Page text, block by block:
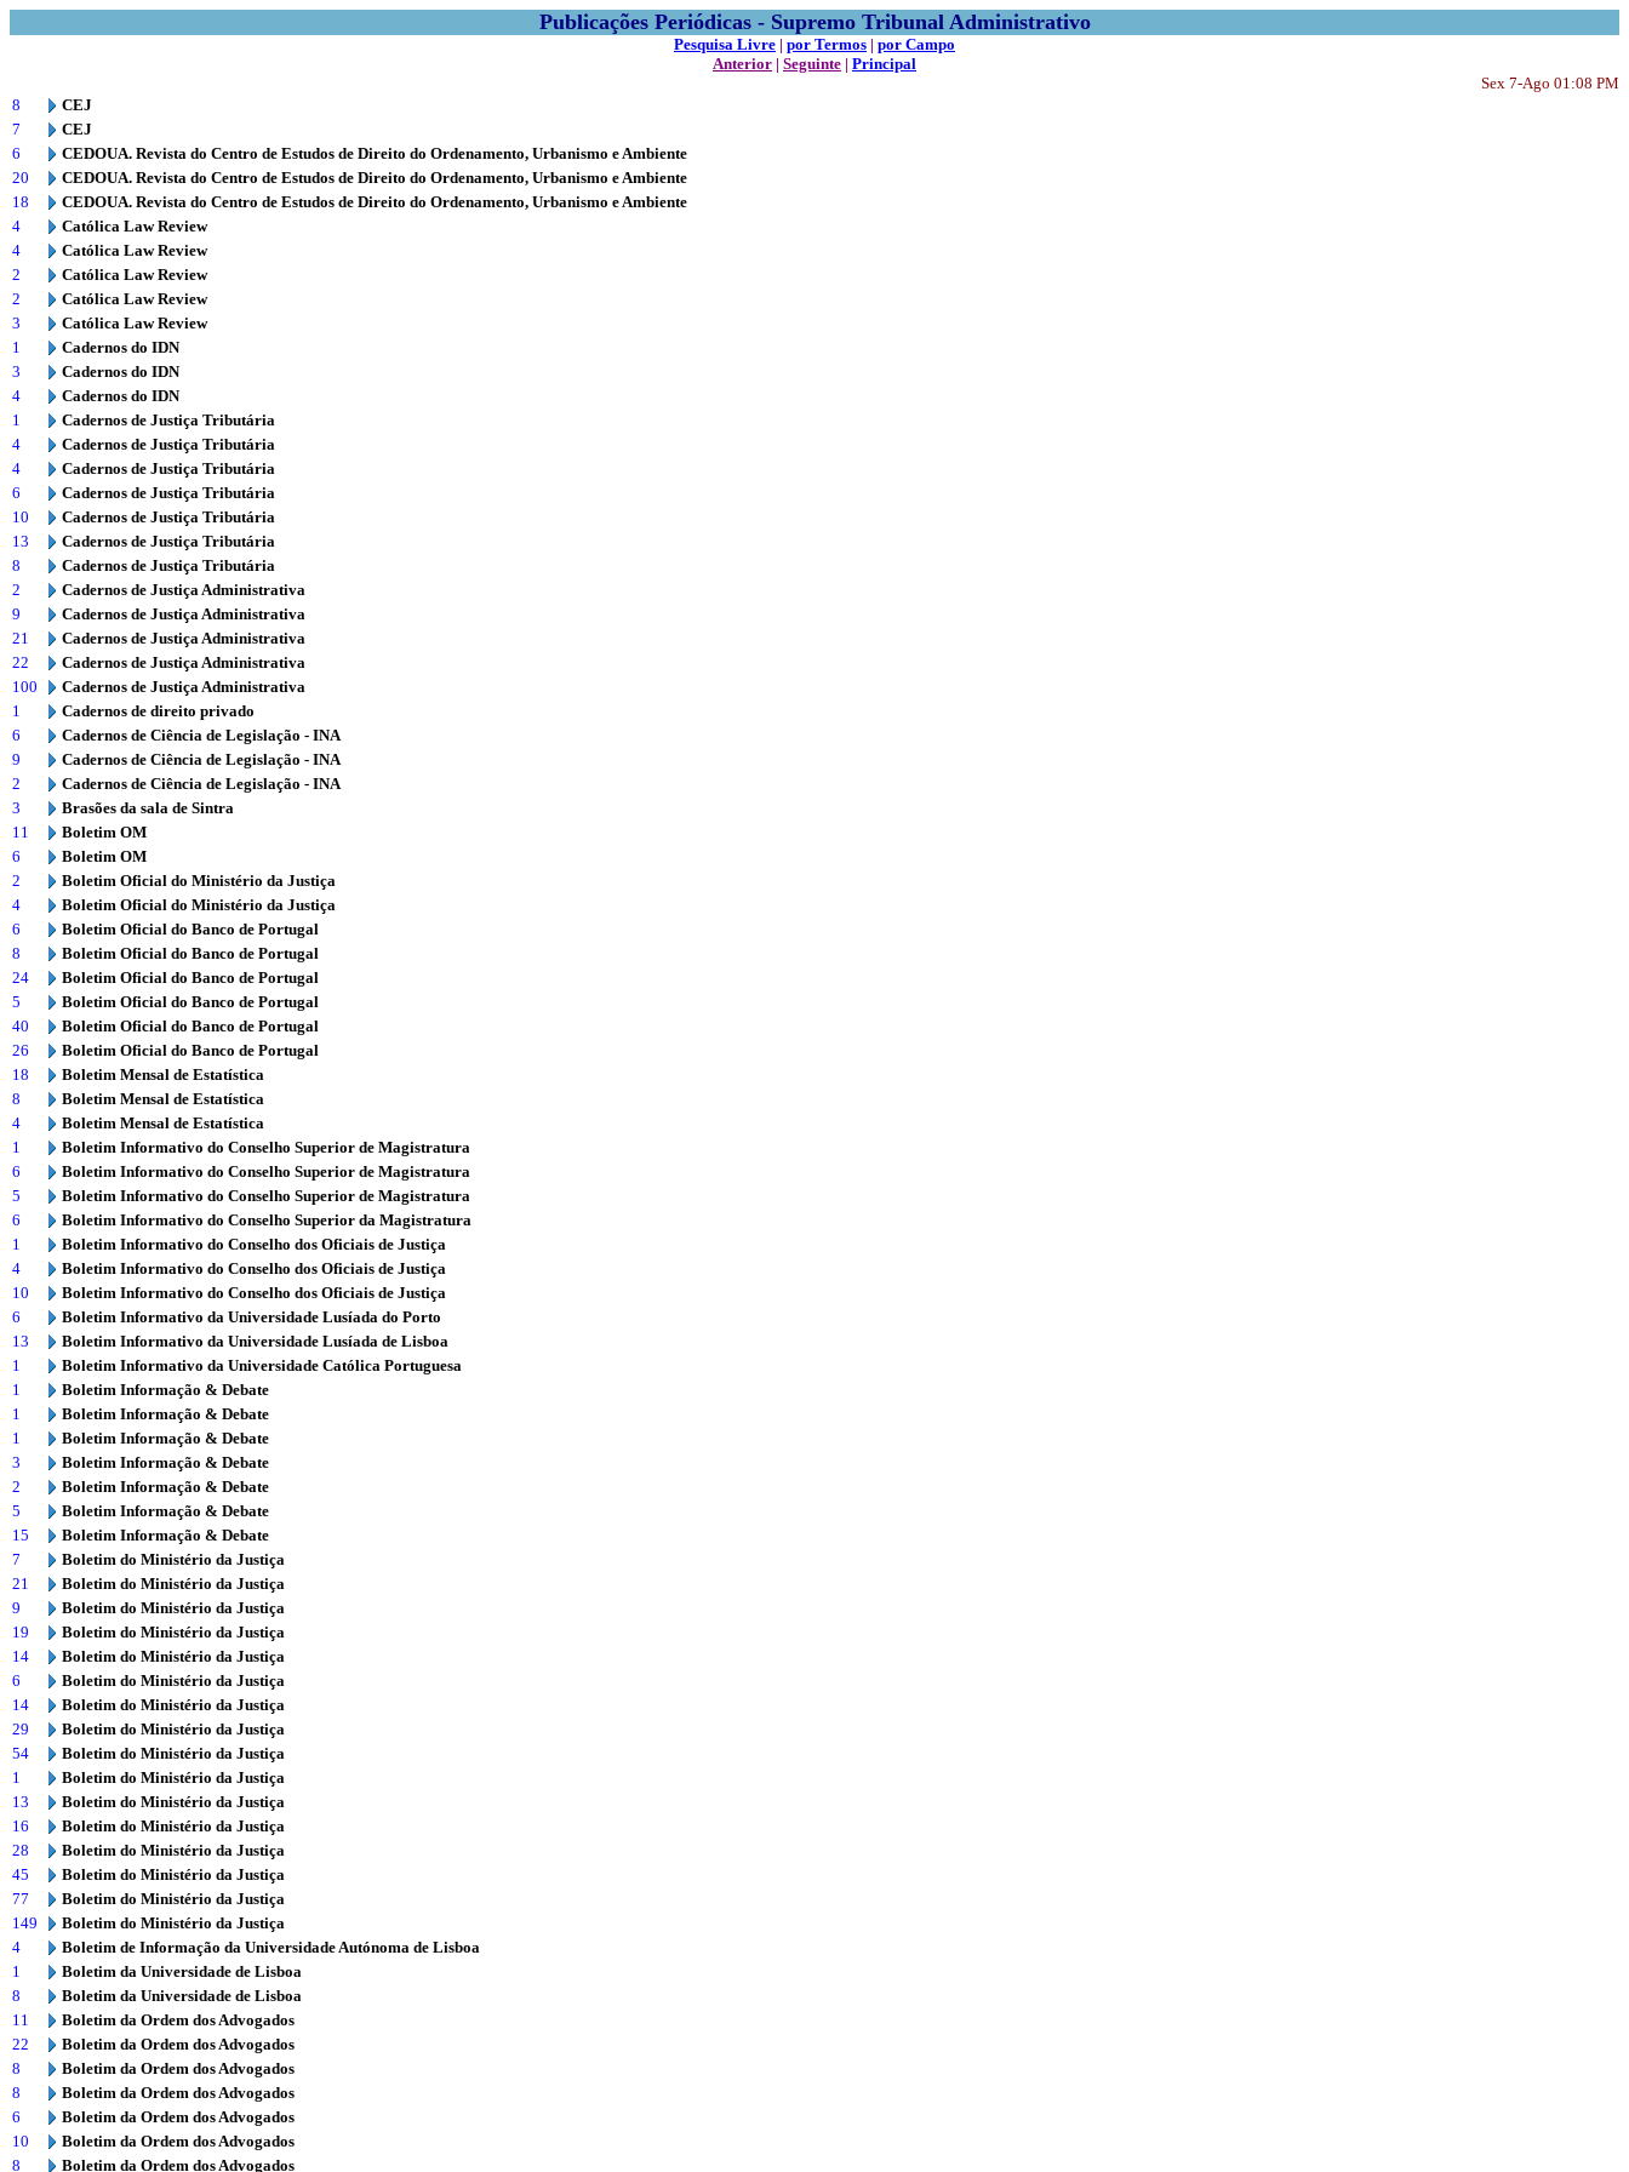
Publicações Periódicas - Supremo Tribunal Administrativo
Pesquisa Livre | por Termos | por Campo
Anterior | Seguinte | Principal
Sex 7-Ago 01:08 PM
8
CEJ
7
CEJ
6
CEDOUA. Revista do Centro de Estudos de Direito do Ordenamento, Urbanismo e Ambiente
20
CEDOUA. Revista do Centro de Estudos de Direito do Ordenamento, Urbanismo e Ambiente
18
CEDOUA. Revista do Centro de Estudos de Direito do Ordenamento, Urbanismo e Ambiente
4
Católica Law Review
4
Católica Law Review
2
Católica Law Review
2
Católica Law Review
3
Católica Law Review
1
Cadernos do IDN
3
Cadernos do IDN
4
Cadernos do IDN
1
Cadernos de Justiça Tributária
4
Cadernos de Justiça Tributária
4
Cadernos de Justiça Tributária
6
Cadernos de Justiça Tributária
10
Cadernos de Justiça Tributária
13
Cadernos de Justiça Tributária
8
Cadernos de Justiça Tributária
2
Cadernos de Justiça Administrativa
9
Cadernos de Justiça Administrativa
21
Cadernos de Justiça Administrativa
22
Cadernos de Justiça Administrativa
100
Cadernos de Justiça Administrativa
1
Cadernos de direito privado
6
Cadernos de Ciência de Legislação - INA
9
Cadernos de Ciência de Legislação - INA
2
Cadernos de Ciência de Legislação - INA
3
Brasões da sala de Sintra
11
Boletim OM
6
Boletim OM
2
Boletim Oficial do Ministério da Justiça
4
Boletim Oficial do Ministério da Justiça
6
Boletim Oficial do Banco de Portugal
8
Boletim Oficial do Banco de Portugal
24
Boletim Oficial do Banco de Portugal
5
Boletim Oficial do Banco de Portugal
40
Boletim Oficial do Banco de Portugal
26
Boletim Oficial do Banco de Portugal
18
Boletim Mensal de Estatística
8
Boletim Mensal de Estatística
4
Boletim Mensal de Estatística
1
Boletim Informativo do Conselho Superior de Magistratura
6
Boletim Informativo do Conselho Superior de Magistratura
5
Boletim Informativo do Conselho Superior de Magistratura
6
Boletim Informativo do Conselho Superior da Magistratura
1
Boletim Informativo do Conselho dos Oficiais de Justiça
4
Boletim Informativo do Conselho dos Oficiais de Justiça
10
Boletim Informativo do Conselho dos Oficiais de Justiça
6
Boletim Informativo da Universidade Lusíada do Porto
13
Boletim Informativo da Universidade Lusíada de Lisboa
1
Boletim Informativo da Universidade Católica Portuguesa
1
Boletim Informação & Debate
1
Boletim Informação & Debate
1
Boletim Informação & Debate
3
Boletim Informação & Debate
2
Boletim Informação & Debate
5
Boletim Informação & Debate
15
Boletim Informação & Debate
7
Boletim do Ministério da Justiça
21
Boletim do Ministério da Justiça
9
Boletim do Ministério da Justiça
19
Boletim do Ministério da Justiça
14
Boletim do Ministério da Justiça
6
Boletim do Ministério da Justiça
14
Boletim do Ministério da Justiça
29
Boletim do Ministério da Justiça
54
Boletim do Ministério da Justiça
1
Boletim do Ministério da Justiça
13
Boletim do Ministério da Justiça
16
Boletim do Ministério da Justiça
28
Boletim do Ministério da Justiça
45
Boletim do Ministério da Justiça
77
Boletim do Ministério da Justiça
149
Boletim do Ministério da Justiça
4
Boletim de Informação da Universidade Autónoma de Lisboa
1
Boletim da Universidade de Lisboa
8
Boletim da Universidade de Lisboa
11
Boletim da Ordem dos Advogados
22
Boletim da Ordem dos Advogados
8
Boletim da Ordem dos Advogados
8
Boletim da Ordem dos Advogados
6
Boletim da Ordem dos Advogados
10
Boletim da Ordem dos Advogados
8
Boletim da Ordem dos Advogados